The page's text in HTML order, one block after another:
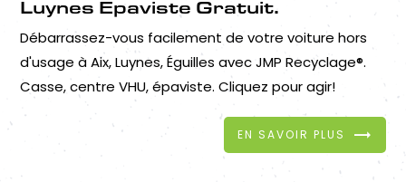
Luynes Epaviste Gratuit.
Débarrassez-vous facilement de votre voiture hors
d'usage à Aix, Luynes, Éguilles avec JMP Recyclage®.
Casse, centre VHU, épaviste. Cliquez pour agir!
EN SAVOIR PLUS